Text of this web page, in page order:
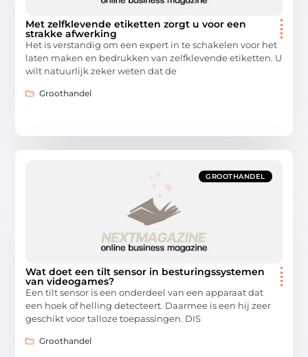
Met zelfklevende etiketten zorgt u voor een
strakke afwerking
Het is verstandig om een expert in te schakelen voor het
laten maken en bedrukken van zelfklevende etiketten. U
wilt natuurlijk zeker weten dat de
Groothandel
GROOTHANDEL
Wat doet een tilt sensor in besturingssystemen
van videogames?
Een tilt sensor is een onderdeel van een apparaat dat
een hoek of helling detecteert. Daarmee is een hij zeer
geschikt voor talloze toepassingen. DIS
Groothandel